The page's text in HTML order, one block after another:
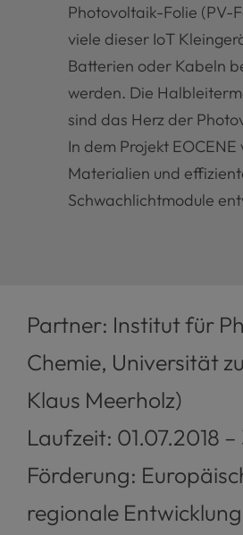
Photovoltaik-Folie (PV-
viele dieser IoT
Batterien oder Kabeln
werden. Die
sind das Herz der
In dem Projekt EOCENE
Materialien und
Schwachlichtmodule
Partner: Institut für
Chemie, Universität
Klaus Meerholz)
Laufzeit: 01.07.2018
Förderung:
regionale